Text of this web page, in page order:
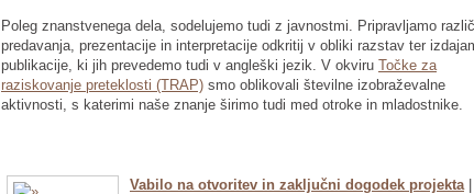
Poleg znanstvenega dela, sodelujemo tudi z javnostmi. Pripravljamo
predavanja, prezentacije in interpretacije odkritij v obliki razstav ter
publikacije, ki jih prevedemo tudi v angleški jezik. V okviru Točke za
raziskovanje preteklosti (TRAP) smo oblikovali številne izobraževalne
aktivnosti, s katerimi naše znanje širimo tudi med otroke in mladostnike.
Vabilo na otvoritev in zaključni dogodek projekta|